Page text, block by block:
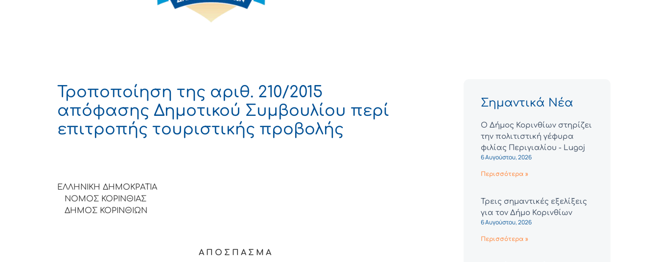
Τροποποίηση της αριθ. 210/2015
απόφασης Δημοτικού Συμβουλίου περί
επιτροπής τουριστικής προβολής
ΕΛΛΗΝΙΚΗ ΔΗΜΟΚΡΑΤΙΑ
ΝΟΜΟΣ ΚΟΡΙΝΘΙΑΣ
ΔΗΜΟΣ ΚΟΡΙΝΘΙΩΝ
ΑΠΟΣΠΑΣΜΑ
Σημαντικά Νέα
Ο Δήμος Κορινθίων στηρίζει
την πολιτιστική γέφυρα
φιλίας Περιγιαλίου - Lugoj
6 Αυγούστου, 2026
Περισσότερα »
Τρεις σημαντικές εξελίξεις
για τον Δήμο Κορινθίων
6 Αυγούστου, 2026
Περισσότερα »